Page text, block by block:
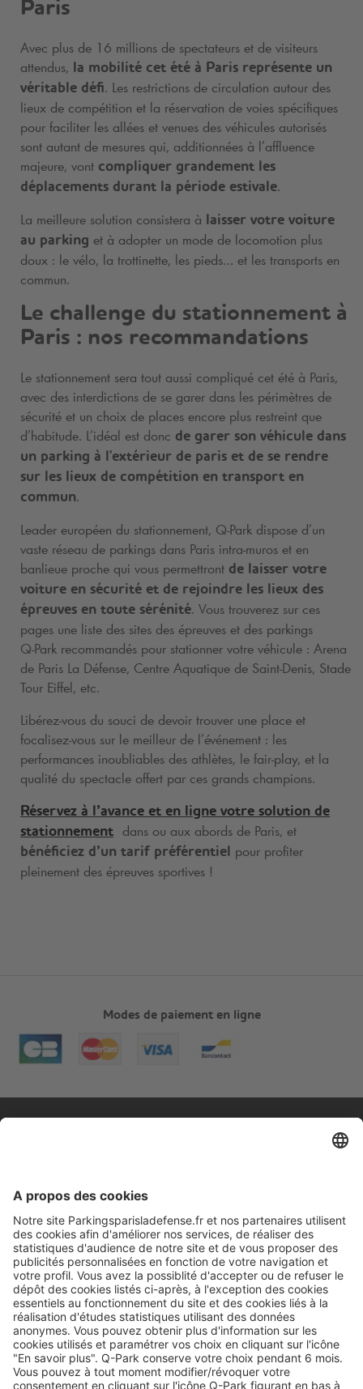
Paris
Avec plus de 16 millions de spectateurs et de visiteurs
attendus,
la mobilité cet été à Paris représente un
véritable défi. Les restrictions de circulation autour des
lieux de compétition et la réservation de voies spécifiques
pour faciliter les allées et venues des véhicules autorisés
sont autant de mesures qui, additionnées à l’affluence
majeure, vont compliquer grandement les
déplacements durant la période estivale.
La meilleure solution consistera à
laisser votre voiture
au parking et à adopter un mode de locomotion plus
doux : le vélo, la trottinette, les pieds… et les transports en
commun.
Le challenge du stationnement à
Paris : nos recommandations
Le stationnement sera tout aussi compliqué cet été à Paris,
avec des interdictions de se garer dans les périmètres de
sécurité et un choix de places encore plus restreint que
d’habitude. L’idéal est donc de garer son véhicule dans
un parking à l'extérieur de paris et de se rendre
sur les lieux de compétition en transport en
commun.
Leader européen du stationnement, Q-Park dispose d’un
vaste réseau de parkings dans Paris intra-muros et en
banlieue proche qui vous permettront de
laisser votre
voiture en sécurité et de rejoindre les lieux des
épreuves en toute sérénité. Vous trouverez sur ces
pages une liste des sites des épreuves et des parkings
Q-Park recommandés pour stationner votre véhicule : Arena
de Paris La Défense, Centre Aquatique de Saint-Denis, Stade
Tour Eiffel, etc.
Libérez-vous du souci de devoir trouver une place et
focalisez-vous sur le meilleur de l’événement : les
performances inoubliables des athlètes, le fair-play, et la
qualité du spectacle offert par ces grands champions.
Réservez à l’avance et en ligne votre solution de
stationnement
dans ou aux abords de Paris, et
bénéficiez d’un tarif préférentiel
pour profiter
pleinement des épreuves sportives !
Modes de paiement en ligne
Informations pratiques
Nos services
Nous contacter